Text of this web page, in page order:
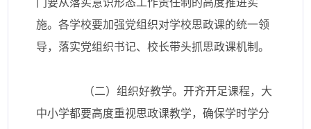
门要从落实意识形态工作责任制的高度推进实
施。各学校要加强党组织对学校思政课的统一领
导，落实党组织书记、校长带头抓思政课机制。
（二）组织好教学。开齐开足课程，大
中小学都要高度重视思政课教学，确保学时学分